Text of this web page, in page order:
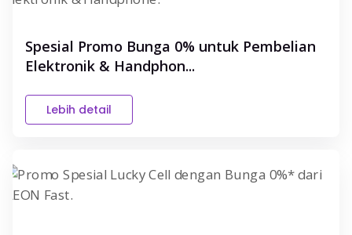
Spesial Promo Bunga 0% untuk Pembelian
Elektronik & Handphon...
Lebih detail